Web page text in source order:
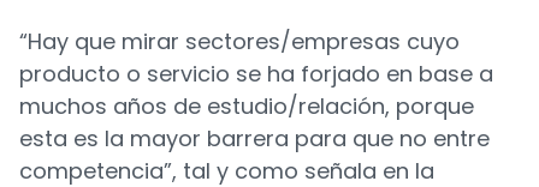
“Hay que mirar sectores/empresas cuyo
producto o servicio se ha forjado en base a
muchos años de estudio/relación, porque
esta es la mayor barrera para que no entre
competencia”, tal y como señala en la